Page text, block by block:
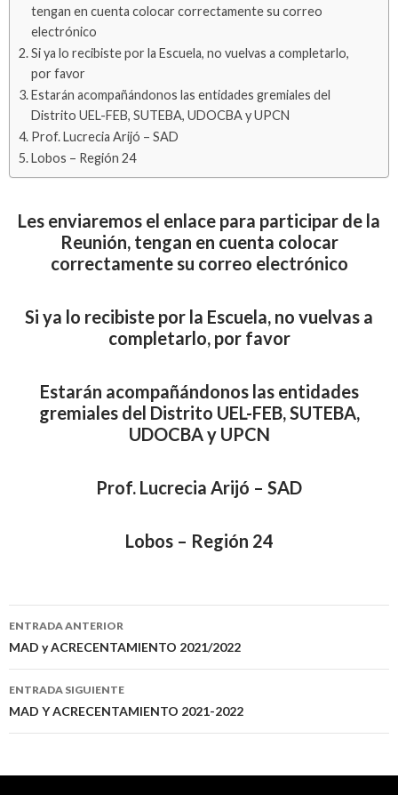
tengan en cuenta colocar correctamente su correo
electrónico
Si ya lo recibiste por la Escuela, no vuelvas a completarlo,
por favor
Estarán acompañándonos las entidades gremiales del
Distrito UEL-FEB, SUTEBA, UDOCBA y UPCN
Prof. Lucrecia Arijó – SAD
Lobos – Región 24
Les enviaremos el enlace para participar de la
Reunión, tengan en cuenta colocar
correctamente su correo electrónico
Si ya lo recibiste por la Escuela, no vuelvas a
completarlo, por favor
Estarán acompañándonos las entidades
gremiales del Distrito UEL-FEB, SUTEBA,
UDOCBA y UPCN
Prof. Lucrecia Arijó – SAD
Lobos – Región 24
Navegación
de
entradas
ENTRADA ANTERIOR
MAD y ACRECENTAMIENTO 2021/2022
ENTRADA SIGUIENTE
MAD Y ACRECENTAMIENTO 2021-2022